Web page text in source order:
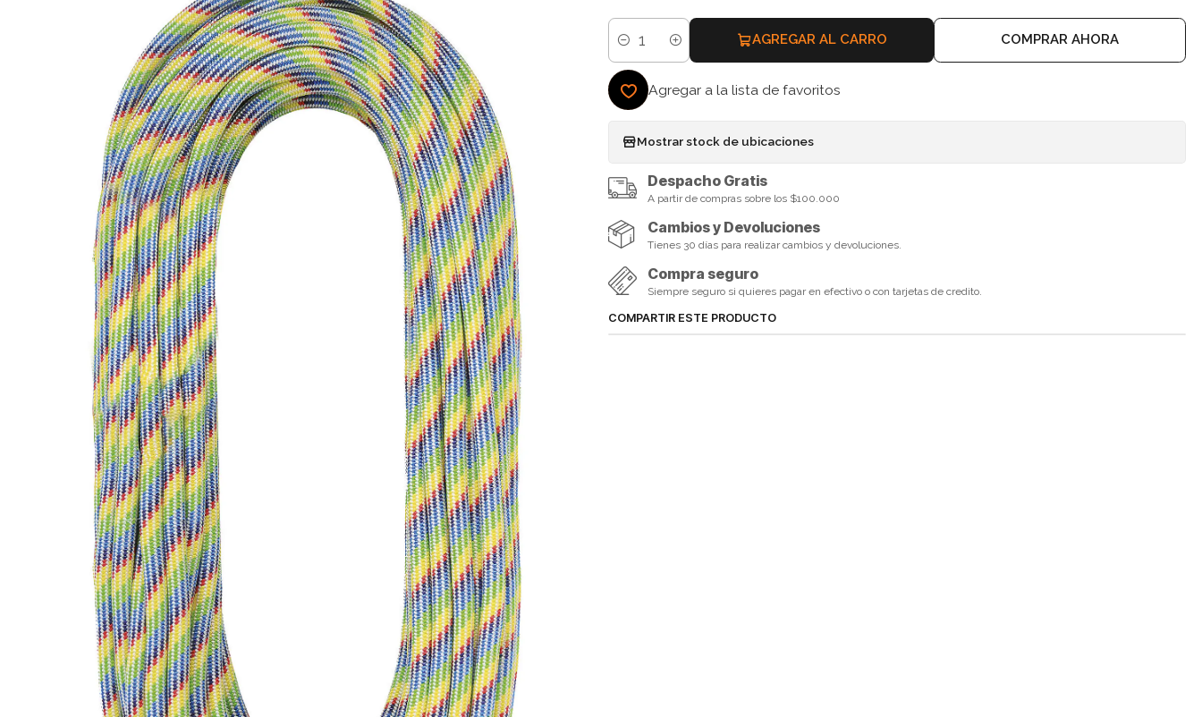
Cantidad
AGREGAR AL CARRO COMPRAR AHORA
Agregar a la lista de favoritos
Mostrar stock de ubicaciones
Despacho Gratis
A partir de compras sobre los $100.000
Cambios y Devoluciones
Tienes 30 días para realizar cambios y devoluciones.
Compra seguro
Siempre seguro si quieres pagar en efectivo o con tarjetas de credito.
COMPARTIR ESTE PRODUCTO